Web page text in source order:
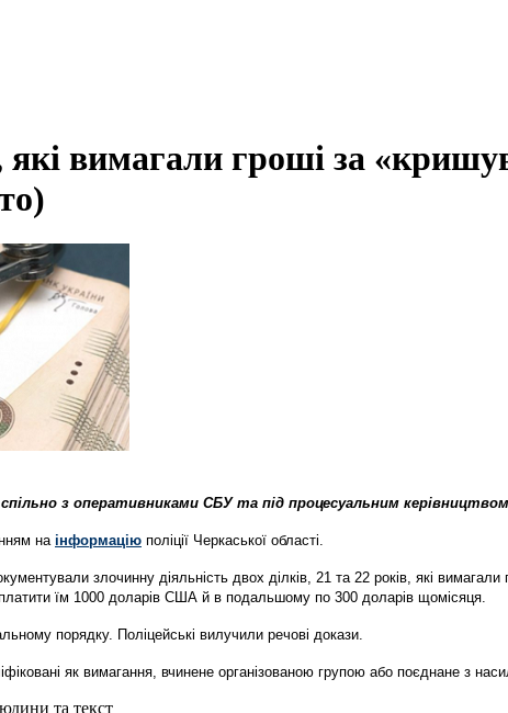
які вимагали гроші за
з оперативниками СБУ та під процесуальним
на інформацію поліції Черкаської області.
злочинну діяльність двох ділків, 21 та 22 років, які
їм 1000 доларів США й в подальшому по 300 доларів щомісяця.
порядку. Поліцейські вилучили речові докази.
як вимагання, вчинене організованою групою або поєднане з